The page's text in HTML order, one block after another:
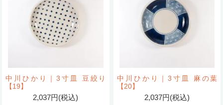
中川ひかり｜3寸皿 豆絞り
【19】
2,037円(税込)
中川ひかり｜3寸皿 麻の葉
【20】
2,037円(税込)